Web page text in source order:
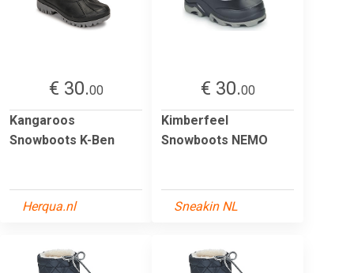
€ 30.00
Kangaroos
Snowboots K-Ben
Herqua.nl
€ 30.00
Kimberfeel
Snowboots NEMO
Sneakin NL